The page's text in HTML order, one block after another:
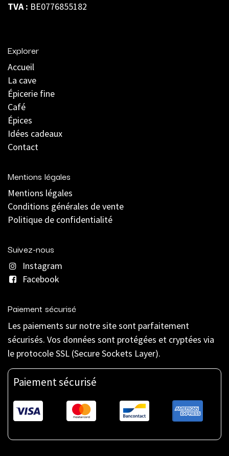
TVA : BE0776855182
Explorer
Accueil
La cave
Épicerie fine
Café
Épices
Idées cadeaux
Contact
Mentions légales
Mentions légales
Conditions générales de vente
Politique de confidentialité
Suivez-nous
Instagram
Facebook
Paiement sécurisé
Les paiements sur notre site sont parfaitement
sécurisés. Vos données sont protégées et cryptées via
le protocole SSL (Secure Sockets Layer).
Paiement sécurisé